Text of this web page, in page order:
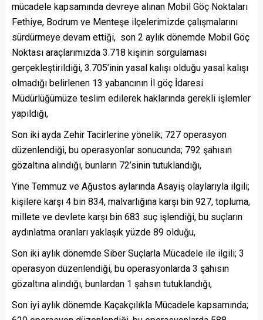
mücadele kapsamında devreye alınan Mobil Göç Noktaları
Fethiye, Bodrum ve Menteşe ilçelerimizde çalışmalarını
sürdürmeye devam ettiği, son 2 aylık dönemde Mobil Göç
Noktası araçlarımızda 3.718 kişinin sorgulaması
gerçekleştirildiği, 3.705’inin yasal kalışı olduğu yasal kalışı
olmadığı belirlenen 13 yabancının İl göç İdaresi
Müdürlüğümüze teslim edilerek haklarında gerekli işlemler
yapıldığı,
Son iki ayda Zehir Tacirlerine yönelik; 727 operasyon
düzenlendiği, bu operasyonlar sonucunda; 792 şahısın
gözaltına alındığı, bunların 72’sinin tutuklandığı,
Yine Temmuz ve Ağustos aylarında Asayiş olaylarıyla ilgili;
kişilere karşı 4 bin 834, malvarlığına karşı bin 927, topluma,
millete ve devlete karşı bin 683 suç işlendiği, bu suçların
aydınlatma oranları yaklaşık yüzde 89 olduğu,
Son iki aylık dönemde Siber Suçlarla Mücadele ile ilgili; 3
operasyon düzenlendiği, bu operasyonlarda 3 şahısın
gözaltına alındığı, bunlardan 1 şahsın tutuklandığı,
Son iyi aylık dönemde Kaçakçılıkla Mücadele kapsamında;